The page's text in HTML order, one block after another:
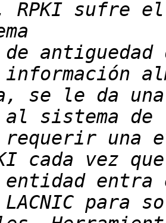
información
requerir una
LACNIC para